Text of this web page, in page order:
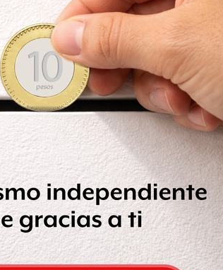
el debate,
Soy 132” y
lo
de campaña
los que
que
representa esa
de manera
ni tampoco
estuvo
en la